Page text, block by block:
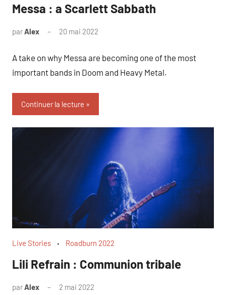
Messa : a Scarlett Sabbath
parAlex 20 mai 2022
A take on why Messa are becoming one of the most
important bands in Doom and Heavy Metal.
Continuer la lecture
Live Stories Roadburn 2022
Lili Refrain : Communion tribale
parAlex 2 mai 2022